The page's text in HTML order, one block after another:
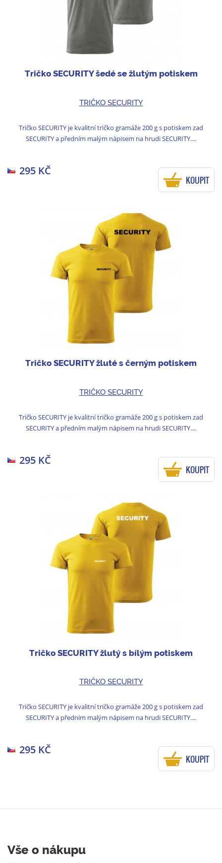
Tričko SECURITY šedé se žlutým potiskem
TRIČKO SECURITY
Tričko SECURITY je kvalitní tričko gramáže 200 g s potiskem zad
SECURITY a předním malým nápisem na hrudi SECURITY....
295 KČ
KOUPIT
Tričko SECURITY žluté s černým potiskem
TRIČKO SECURITY
Tričko SECURITY je kvalitní tričko gramáže 200 g s potiskem zad
SECURITY a předním malým nápisem na hrudi SECURITY....
295 KČ
KOUPIT
Tričko SECURITY žlutý s bílým potiskem
TRIČKO SECURITY
Tričko SECURITY je kvalitní tričko gramáže 200 g s potiskem zad
SECURITY a předním malým nápisem na hrudi SECURITY....
295 KČ
KOUPIT
Vše o nákupu